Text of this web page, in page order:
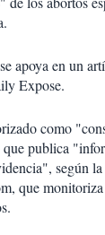
apoya en un
Expose.
como
publica
según
que